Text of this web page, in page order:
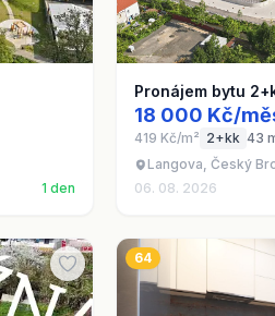
1 den
Pronájem bytu
18 000 Kč/
419 Kč/m² 2+kk 43
Langova, Český
06. 08. 2026
64